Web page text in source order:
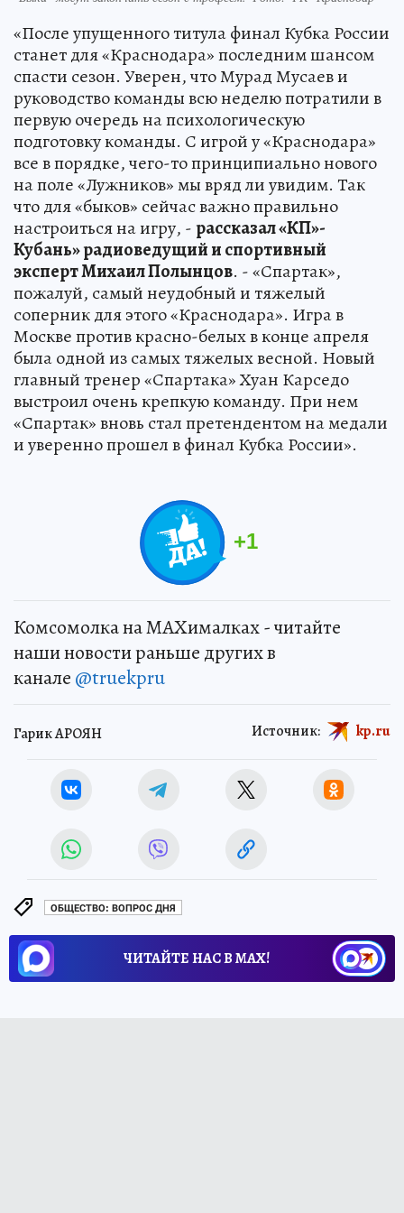
«После упущенного титула финал Кубка России
станет для «Краснодара» последним шансом
спасти сезон. Уверен, что Мурад Мусаев и
руководство команды всю неделю потратили в
первую очередь на психологическую
подготовку команды. С игрой у «Краснодара»
все в порядке, чего-то принципиально нового
на поле «Лужников» мы вряд ли увидим. Так
что для «быков» сейчас важно правильно
настроиться на игру, -рассказал «КП»-
Кубань» радиоведущий и спортивный
эксперт Михаил Полынцов. - «Спартак»,
пожалуй, самый неудобный и тяжелый
соперник для этого «Краснодара». Игра в
Москве против красно-белых в конце апреля
была одной из самых тяжелых весной. Новый
главный тренер «Спартака» Хуан Карседо
выстроил очень крепкую команду. При нем
«Спартак» вновь стал претендентом на медали
и уверенно прошел в финал Кубка России».
+1
Комсомолка на MAXималках - читайте
наши новости раньше других в
канале @truekpru
Гарик АРОЯН Источник: kp.ru
ОБЩЕСТВО: ВОПРОС ДНЯ
ЧИТАЙТЕ НАС В МАХ!